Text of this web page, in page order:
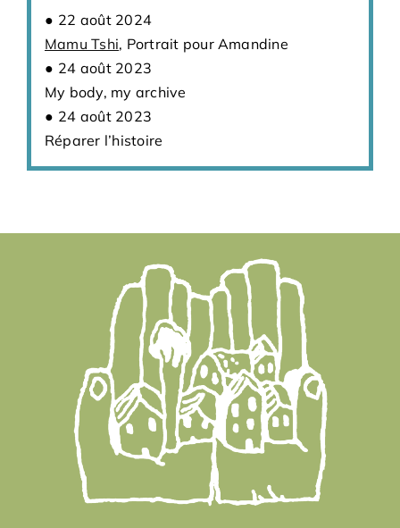
22 août 2024
Mamu Tshi, Portrait pour Amandine
24 août 2023
My body, my archive
24 août 2023
Réparer l’histoire